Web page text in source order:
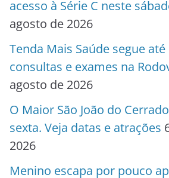
acesso à Série C neste
agosto de 2026
Tenda Mais Saúde segue
consultas e exames na
agosto de 2026
O Maior São João do
sexta. Veja datas e atrações
2026
Menino escapa por pouco